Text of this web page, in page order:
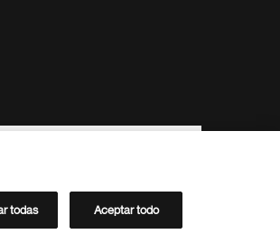
Directorio de Novartis
todas Aceptar todo